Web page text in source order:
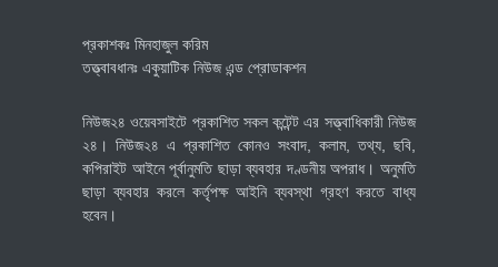
প্রকাশকঃ মিনহাজুল করিম
তত্ত্বাবধানঃ একুয়াটিক নিউজ এন্ড প্রোডাকশন
নিউজ২৪ ওয়েবসাইটে প্রকাশিত সকল কন্টেন্ট এর সত্ত্বাধিকারী নিউজ
২৪। নিউজ২৪ এ প্রকাশিত কোনও সংবাদ, কলাম, তথ্য, ছবি,
কপিরাইট আইনে পূর্বানুমতি ছাড়া ব্যবহার দণ্ডনীয় অপরাধ। অনুমতি
ছাড়া ব্যবহার করলে কর্তৃপক্ষ আইনি ব্যবস্থা গ্রহণ করতে বাধ্য
হবেন।